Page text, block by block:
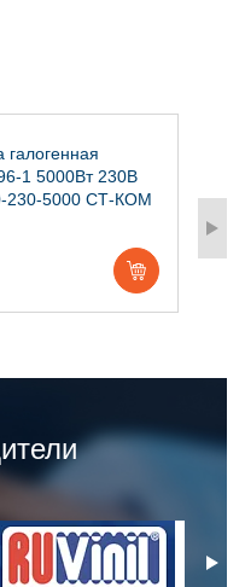
галогенная
1 5000Вт 230В
230-5000 СТ-КОМ